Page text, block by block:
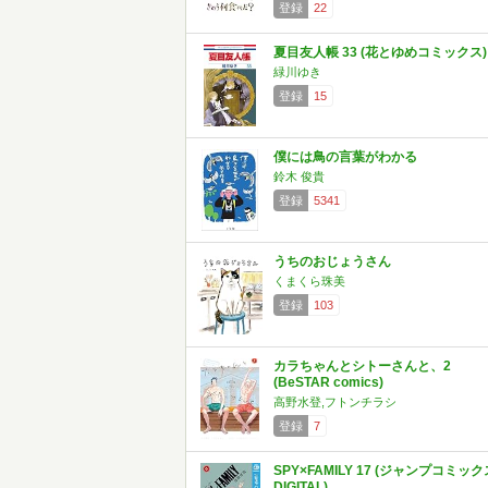
登録 22
夏目友人帳 33 (花とゆめコミックス)
緑川ゆき
登録
15
僕には鳥の言葉がわかる
鈴木 俊貴
登録
5341
うちのおじょうさん
くまくら珠美
登録
103
カラちゃんとシトーさんと、2
(BeSTAR comics)
高野水登,フトンチラシ
登録
7
SPY×FAMILY 17 (ジャンプコミック